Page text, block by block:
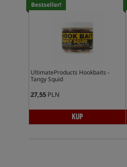
Bestseller!
UltimateProducts Hookbaits -
Tangy Squid
27,55PLN
KUP